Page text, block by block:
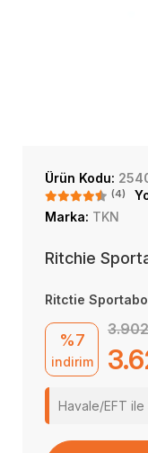
Ürün Kodu:
(4)
Marka: TKN
Ritchie
Ritctie
%7
indirim
Havale/EFT ile